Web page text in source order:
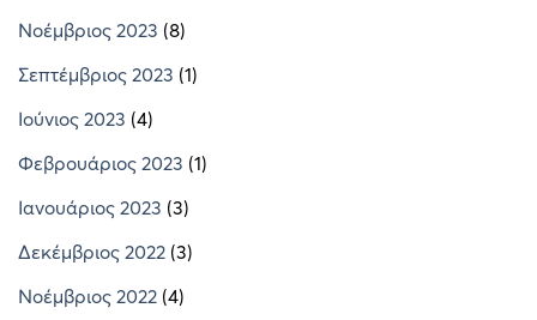
Νοέμβριος 2023 (8)
Σεπτέμβριος 2023 (1)
Ιούνιος 2023 (4)
Φεβρουάριος 2023 (1)
Ιανουάριος 2023 (3)
Δεκέμβριος 2022 (3)
Νοέμβριος 2022 (4)